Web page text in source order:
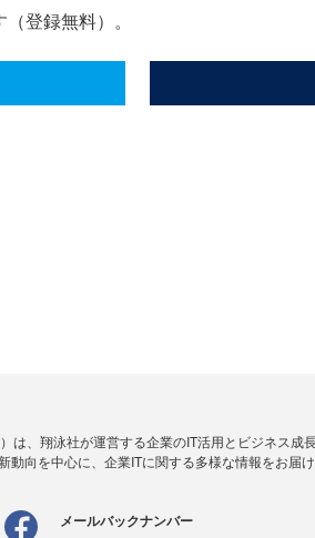
登録無料）。
は、翔泳社が運営する企業のIT活用とビジネス
向を中心に、企業ITに関する多様な情報をお届け
メールバックナンバー